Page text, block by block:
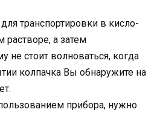
транспортировки в кисло-
а затем
не стоит волноваться, когда
колпачка Вы обнаружите на
прибора, нужно